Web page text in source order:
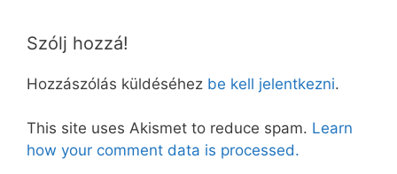
Szólj hozzá!
Hozzászólás küldéséhez be kell jelentkezni.
This site uses Akismet to reduce spam. Learn
how your comment data is processed.